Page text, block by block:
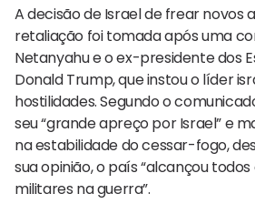
A decisão de Israel de frear novos
retaliação foi tomada após uma
Netanyahu e o ex-presidente dos
Donald Trump, que instou o líder
hostilidades. Segundo o
seu “grande apreço por Israel” e
na estabilidade do cessar-fogo,
sua opinião, o país “alcançou
militares na guerra”.